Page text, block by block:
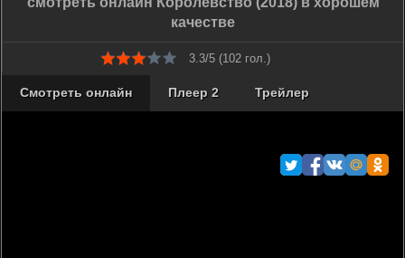
качестве
3.3/5 (102гол.)
Смотреть онлайн Плеер 2 Трейлер